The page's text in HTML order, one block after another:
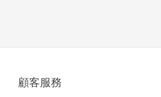
顧客服務